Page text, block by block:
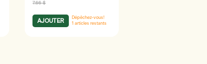
7.66 $
AJOUTER
Dépêchez-vous!
1 articles restants